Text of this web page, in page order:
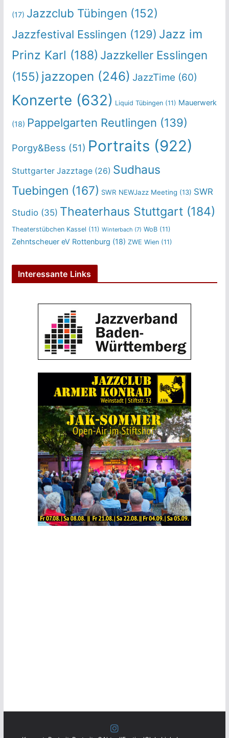
(17) Jazzclub Tübingen (152)
Jazzfestival Esslingen (129) Jazz im
Prinz Karl (188) Jazzkeller Esslingen
(155) jazzopen (246) JazzTime (60)
Konzerte (632) Liquid Tübingen(11) Mauerwerk
(18) Pappelgarten Reutlingen (139)
Porgy&Bess (51) Portraits (922)
Stuttgarter Jazztage(26) Sudhaus
Tuebingen (167) SWR NEWJazz Meeting (13) SWR
Studio(35) Theaterhaus Stuttgart(184)
Theaterstübchen Kassel (11) Winterbach (7) WoB(11)
Zehntscheuer eV Rottenburg (18) ZWE Wien(11)
Interessante Links